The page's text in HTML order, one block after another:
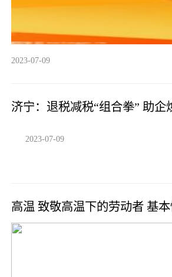
2023-07-09
济宁：退税减税“组合拳” 助企
2023-07-09
高温 致敬高温下的劳动者 基